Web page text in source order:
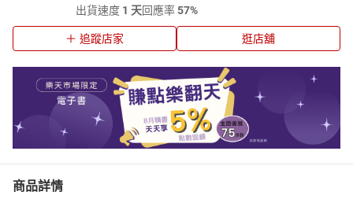
出貨速度 1 天回應率57%
追蹤店家 逛店舖
商品詳情